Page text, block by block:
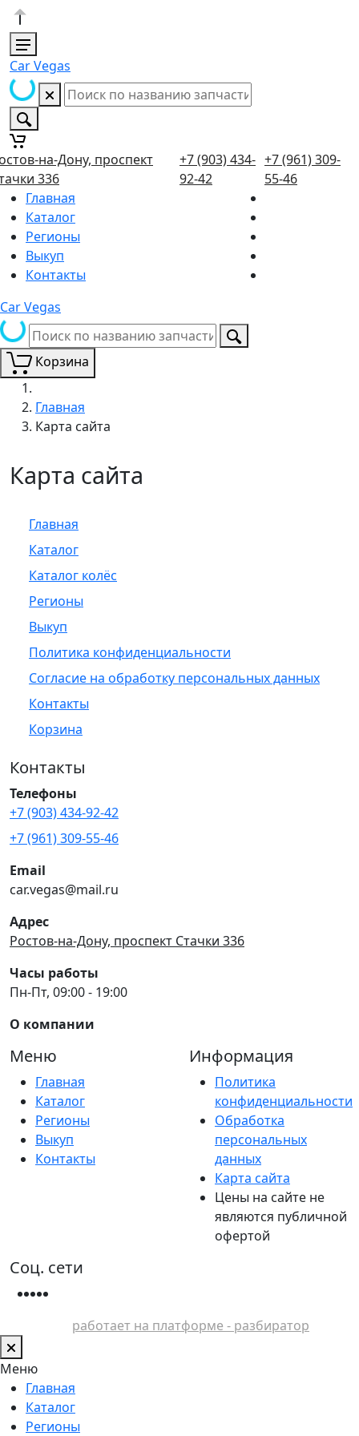
Car Vegas
на-Дону, проспект
336
+7 (903) 434-
92-42
+7 (961) 309-
55-46
Главная
Каталог
Регионы
Выкуп
Контакты
Car Vegas
Корзина
Главная
Карта сайта
Карта сайта
Главная
Каталог
Каталог колёс
Регионы
Выкуп
Политика конфиденциальности
Согласие на обработку персональных данных
Контакты
Корзина
Контакты
Телефоны
+7 (903) 434-92-42
+7 (961) 309-55-46
Email
car.vegas@mail.ru
Адрес
Ростов-на-Дону, проспект Стачки 336
Часы работы
Пн-Пт, 09:00 - 19:00
О компании
Меню
Главная
Каталог
Регионы
Выкуп
Контакты
Информация
Политика
конфиденциальности
Обработка
персональных
данных
Карта сайта
Цены на сайте не
являются публичной
офертой
Соц. сети
работает на платформе - разбиратор
Меню
Главная
Каталог
Регионы